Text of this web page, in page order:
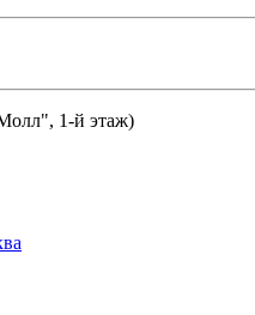
1-й этаж)